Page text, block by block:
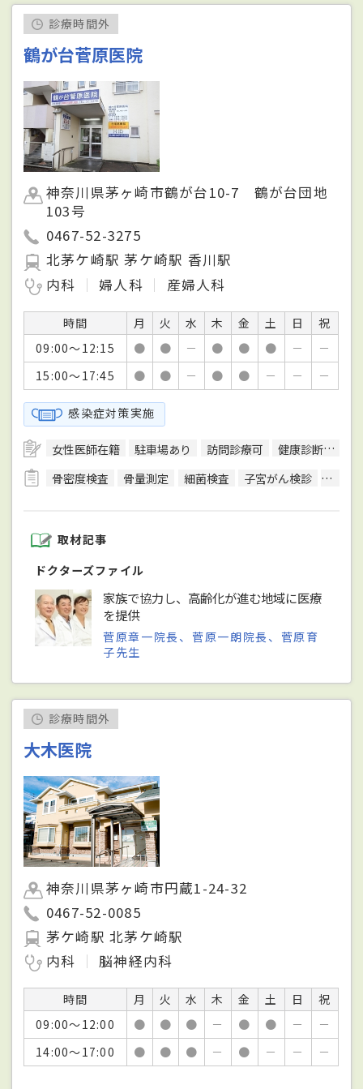
診療時間外
鶴が台菅原医院
神奈川県茅ヶ崎市鶴が台10-7 鶴が台団地
103号
0467-52-3275
北茅ケ崎駅 茅ケ崎駅 香川駅
内科
婦人科 産婦人科
時間 月 火 水 木 金 土 日
祝
09:00～12:15
● ● － ● ● ● －
－
15:00～17:45
● ● － ● ● － － －
感染症対策実施
女性医師在籍 駐車場あり 訪問診療可 健康診断対応
骨密度検査
骨量測定 細菌検査 子宮がん検診 子宮
取材記事
ドクターズファイル
家族で協力し、高齢化が進む地域に医療
を提供
菅原章一院長、菅原一朗院長、菅原育
子先生
診療時間外
大木医院
神奈川県茅ヶ崎市円蔵1-24-32
0467-52-0085
茅ケ崎駅 北茅ケ崎駅
内科
脳神経内科
時間 月 火 水 木 金 土 日
祝
09:00～12:00
● ● ● － ● ● －
－
14:00～17:00
● ● ● － ● － － －